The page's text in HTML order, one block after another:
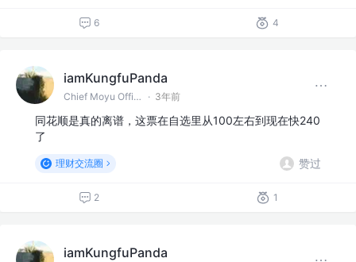
6 4
iamKungfuPanda
Chief Moyu Officer @某IT公司 · 3年前
同花顺是真的离谱，这票在自选里从100左右到现在快240
了
理财交流圈 赞过
2 1
iamKungfuPanda